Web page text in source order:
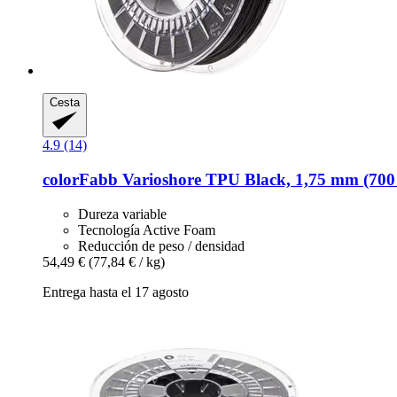
Cesta
4.9 (14)
colorFabb Varioshore TPU Black, 1,75 mm
Dureza variable
Tecnología Active Foam
Reducción de peso / densidad
54,49 € (77,84 € / kg)
Entrega hasta el 17 agosto